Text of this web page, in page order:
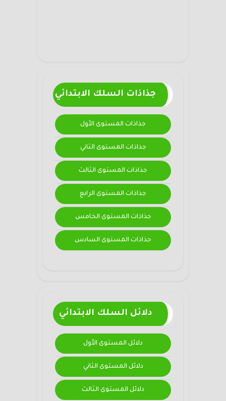
جذاذات السلك الابتدائي
جذاذات المستوى الأول
جذاذات المستوى الثاني
جذاذات المستوى الثالث
جذاذات المستوى الرابع
جذاذات المستوى الخامس
جذاذات المستوى السادس
دلائل السلك الابتدائي
دلائل المستوى الأول
دلائل المستوى الثاني
دلائل المستوى الثالث